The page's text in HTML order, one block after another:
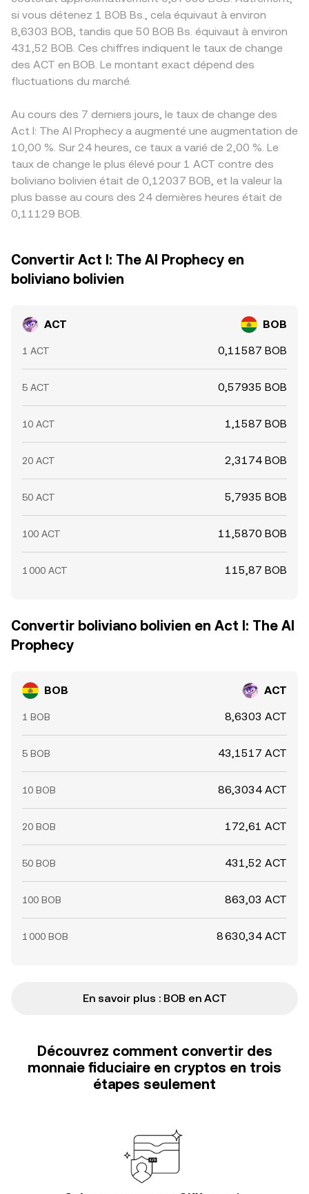
si vous détenez 1 BOB Bs., cela équivaut à environ
8,6303 BOB, tandis que 50 BOB Bs. équivaut à environ
431,52 BOB. Ces chiffres indiquent le taux de change
des ACT en BOB. Le montant exact dépend des
fluctuations du marché.
Au cours des 7 derniers jours, le taux de change des
Act I: The AI Prophecy a augmenté une augmentation de
10,00 %. Sur 24 heures, ce taux a varié de 2,00 %. Le
taux de change le plus élevé pour 1 ACT contre des
boliviano bolivien était de 0,12037 BOB, et la valeur la
plus basse au cours des 24 dernières heures était de
0,11129 BOB.
Convertir Act I: The AI Prophecy en
boliviano bolivien
ACT BOB
1 ACT 0,11587 BOB
5 ACT 0,57935 BOB
10 ACT 1,1587 BOB
20 ACT 2,3174 BOB
50 ACT 5,7935 BOB
100 ACT 11,5870 BOB
1 000 ACT 115,87 BOB
Convertir boliviano bolivien en Act I: The AI
Prophecy
BOB ACT
1 BOB 8,6303 ACT
5 BOB 43,1517 ACT
10 BOB 86,3034 ACT
20 BOB 172,61 ACT
50 BOB 431,52 ACT
100 BOB 863,03 ACT
1 000 BOB 8 630,34 ACT
En savoir plus : BOB en ACT
Découvrez comment convertir des
monnaie fiduciaire en cryptos en trois
étapes seulement